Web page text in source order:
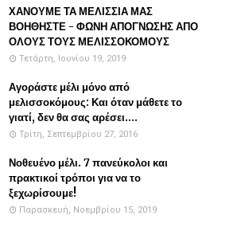
ΧΑΝΟΥΜΕ ΤΑ ΜΕΛΙΣΣΙΑ ΜΑΣ
ΒΟΗΘΗΣΤΕ - ΦΩΝΗ ΑΠΟΓΝΩΣΗΣ ΑΠΟ
ΟΛΟΥΣ ΤΟΥΣ ΜΕΛΙΣΣΟΚΟΜΟΥΣ
Τετάρτη, Ιουνίου 19, 2019
Αγοράστε μέλι μόνο από
μελισσοκόμους: Και όταν μάθετε το
γιατί, δεν θα σας αρέσει....
Τρίτη, Σεπτεμβρίου 27, 2016
Νοθευένο μέλι. 7 πανεύκολοι και
πρακτικοί τρόποι για να το
ξεχωρίσουμε!
Παρασκευή, Νοεμβρίου 15, 2019